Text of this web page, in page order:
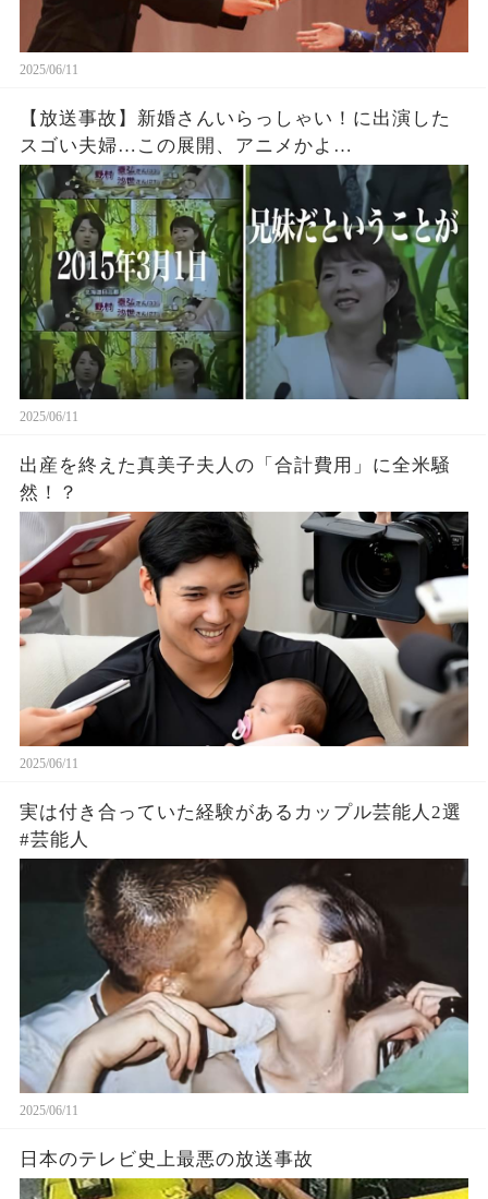
2025/06/11
【放送事故】新婚さんいらっしゃい！に出演した
スゴい夫婦…この展開、アニメかよ…
2025/06/11
出産を終えた真美子夫人の「合計費用」に全米騒
然！？
2025/06/11
実は付き合っていた経験があるカップル芸能人2選
#芸能人
2025/06/11
日本のテレビ史上最悪の放送事故